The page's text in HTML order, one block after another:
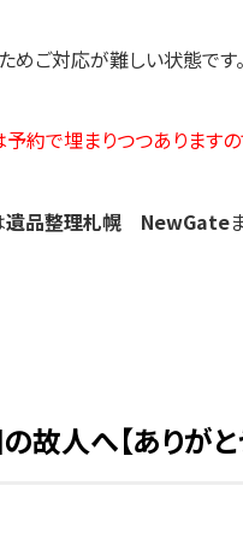
めご対応が難しい状態です。
約で埋まりつつあります
遺品整理札幌 NewGate
故人へ【ありが